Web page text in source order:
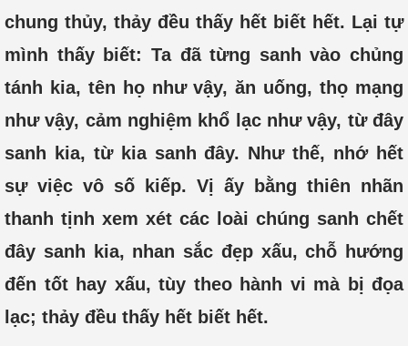
chung thủy, thảy đều thấy hết biết hết. Lại tự
mình thấy biết: Ta đã từng sanh vào chủng
tánh kia, tên họ như vậy, ăn uống, thọ mạng
như vậy, cảm nghiệm khổ lạc như vậy, từ đây
sanh kia, từ kia sanh đây. Như thế, nhớ hết
sự việc vô số kiếp. Vị ấy bằng thiên nhãn
thanh tịnh xem xét các loài chúng sanh chết
đây sanh kia, nhan sắc đẹp xấu, chỗ hướng
đến tốt hay xấu, tùy theo hành vi mà bị đọa
lạc; thảy đều thấy hết biết hết.